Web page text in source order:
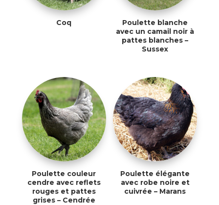
Coq
Poulette blanche
avec un camail noir à
pattes blanches –
Sussex
Poulette couleur
cendre avec reflets
rouges et pattes
grises – Cendrée
Poulette élégante
avec robe noire et
cuivrée – Marans